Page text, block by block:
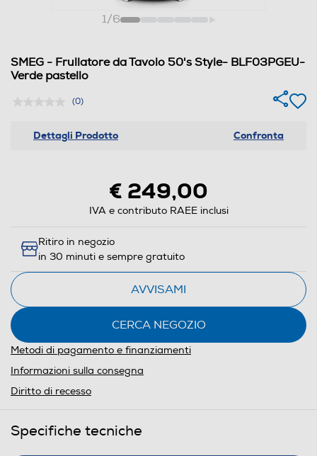
1/6
SMEG - Frullatore da Tavolo 50's Style- BLF03PGEU-
Verde pastello
(0)
Dettagli Prodotto Confronta
€ 249,00
IVA e contributo RAEE inclusi
Ritiro in negozio
in 30 minuti e sempre gratuito
AVVISAMI
CERCA NEGOZIO
Metodi di pagamento e finanziamenti
Informazioni sulla consegna
Diritto di recesso
Specifiche tecniche